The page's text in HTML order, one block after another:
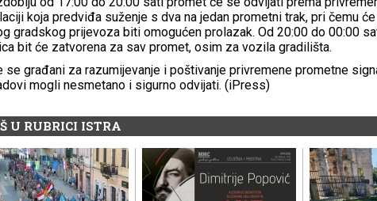
koja predviđa suženje s dva na jedan prometni trak, pri čemu
gradskog prijevoza biti omogućen prolazak. Od 20:00 do 00:00
bit će zatvorena za sav promet, osim za vozila gradilišta.
se građani za razumijevanje i poštivanje privremene prometne
mogli nesmetano i sigurno odvijati. (iPress)
U RUBRICI ISTRA